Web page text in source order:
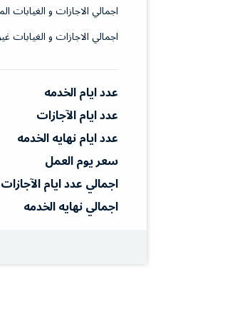
اجمالي الاجازات و الغيابات
اجمالي الاجازات و الغيابات
عدد ايام الخدمه
عدد ايام الآجازات
عدد ايام نهايه الخدمه
سعر يوم العمل
اجمالي عدد ايام الآجازات
اجمالي نهايه الخدمه